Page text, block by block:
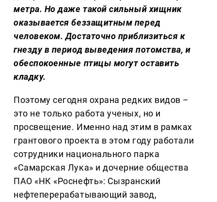
метра. Но даже такой сильный хищник
оказывается беззащитным перед
человеком. Достаточно приблизиться к
гнезду в период выведения потомства, и
обеспокоенные птицы могут оставить
кладку.
Поэтому сегодня охрана редких видов –
это не только работа ученых, но и
просвещение. Именно над этим в рамках
грантового проекта в этом году работали
сотрудники национального парка
«Самарская Лука» и дочерние общества
ПАО «НК «Роснефть»: Сызранский
нефтеперерабатывающий завод,